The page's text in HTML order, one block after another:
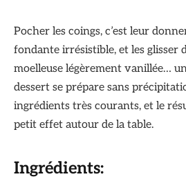
Pocher les coings, c’est leur
fondante irrésistible, et les glisser
moelleuse légèrement vanillée…
dessert se prépare sans
ingrédients très courants, et le
petit effet autour de la table.
Ingrédients: